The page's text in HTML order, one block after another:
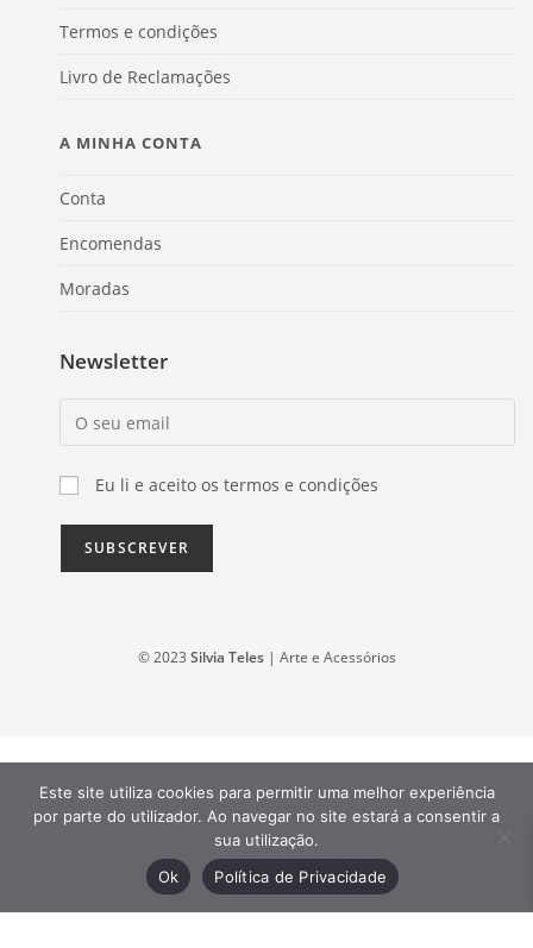
Termos e condições
Livro de Reclamações
A MINHA CONTA
Conta
Encomendas
Moradas
Newsletter
Eu li e aceito os termos e condições
© 2023 Silvia Teles| Arte e Acessórios
Este site utiliza cookies para permitir uma melhor experiência
por parte do utilizador. Ao navegar no site estará a consentir a
sua utilização.
Ok
Política de Privacidade